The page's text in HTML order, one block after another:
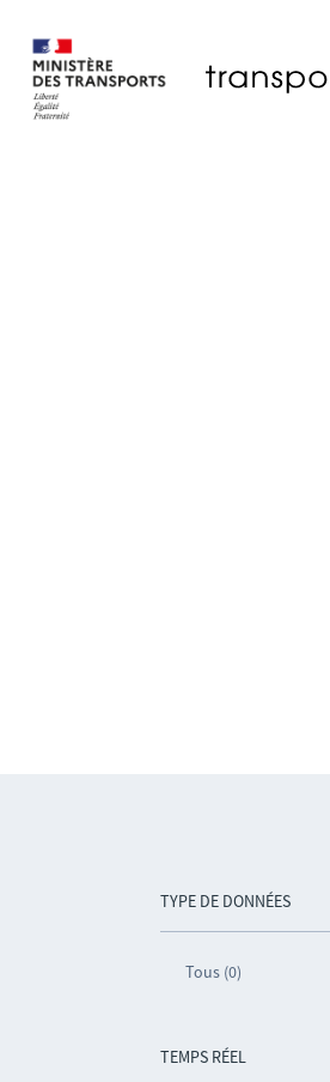
TYPE DE DONNÉES
Tous (0)
TEMPS RÉEL